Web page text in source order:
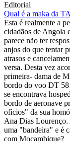
Editorial
Qual é a maka da
Esta é realmente a
cidadãos de Angola
parece não ter
anjos do que tentar
atrasos e
versa. Desta vez
primeira- dama de
bordo do voo DT
se encontrava
bordo de aeronave
ofícios" da sua
Ana Dias Lourenço.
uma "bandeira" e é
com Moçambique?